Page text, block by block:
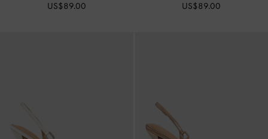
US$89.00 US$89.00